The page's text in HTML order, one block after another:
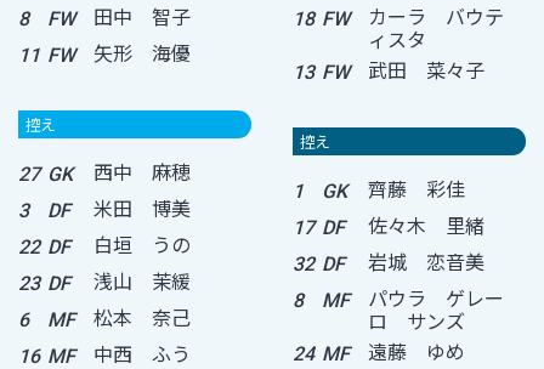
8 FW 田中 智子
11 FW 矢形 海優
控え
27 GK 西中 麻穂
3 DF 米田 博美
22 DF 白垣 うの
23 DF 浅山 茉緩
6 MF 松本 奈己
16 MF 中西 ふう
18 FW カーラ バウテ
ィスタ
13 FW 武田 菜々子
控え
1 GK 齊藤 彩佳
17 DF 佐々木 里緒
32 DF 岩城 恋音美
8 MF パウラ ゲレー
ロ サンズ
24 MF 遠藤 ゆめ